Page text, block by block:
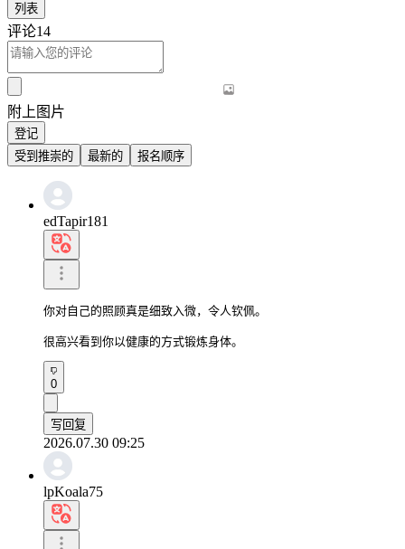
列表
评论14
附上图片
登记
受到推崇的
最新的 报名顺序
edTapir181
你对自己的照顾真是细致入微，令人钦佩。
很高兴看到你以健康的方式锻炼身体。
0
写回复
2026.07.30 09:25
lpKoala75